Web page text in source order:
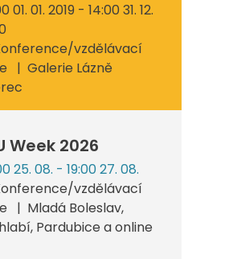
01. 01. 2019 - 14:00 31. 12.
vzdělávací
Galerie Lázně
Week 2026
25. 08. - 19:00 27. 08.
vzdělávací
Mladá Boleslav,
Pardubice a online